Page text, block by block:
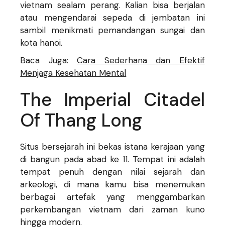
vietnam sealam perang. Kalian bisa berjalan
atau mengendarai sepeda di jembatan ini
sambil menikmati pemandangan sungai dan
kota hanoi.
Baca Juga:Cara Sederhana dan Efektif
Menjaga Kesehatan Mental
The Imperial Citadel
Of Thang Long
Situs bersejarah ini bekas istana kerajaan yang
di bangun pada abad ke 11. Tempat ini adalah
tempat penuh dengan nilai sejarah dan
arkeologi, di mana kamu bisa menemukan
berbagai artefak yang menggambarkan
perkembangan vietnam dari zaman kuno
hingga modern.